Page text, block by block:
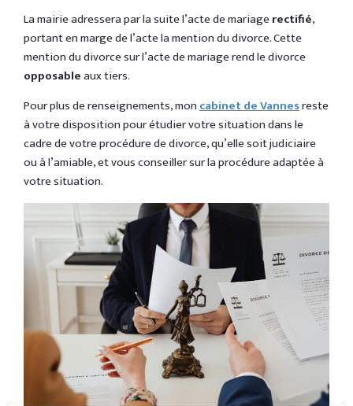
La mairie adressera par la suite l’acte de mariagerectifié,
portant en marge de l’acte la mention du divorce. Cette
mention du divorce sur l’acte de mariage rend le divorce
opposableaux tiers.
Pour plus de renseignements, moncabinet de Vannesreste
à votre disposition pour étudier votre situation dans le
cadre de votre procédure de divorce, qu’elle soit judiciaire
ou à l’amiable, et vous conseiller sur la procédure adaptée à
votre situation.